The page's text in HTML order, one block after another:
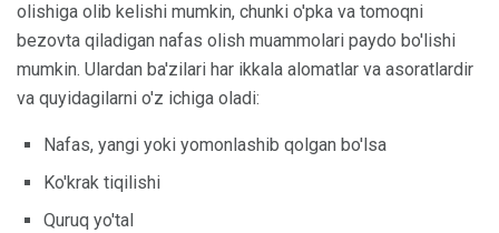
olishiga olib kelishi mumkin, chunki o'pka va tomoqni
bezovta qiladigan nafas olish muammolari paydo bo'lishi
mumkin. Ulardan ba'zilari har ikkala alomatlar va asoratlardir
va quyidagilarni o'z ichiga oladi:
Nafas, yangi yoki yomonlashib qolgan bo'lsa
Ko'krak tiqilishi
Quruq yo'tal